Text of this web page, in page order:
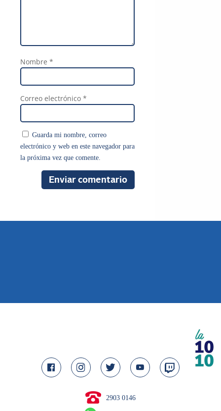
Nombre *
Correo electrónico *
Guarda mi nombre, correo
electrónico y web en este navegador para
la próxima vez que comente.
2903 0146